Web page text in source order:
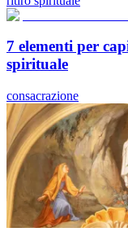
7 elementi per
spirituale
consacrazione